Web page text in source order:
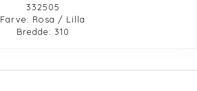
332505
Farve: Rosa / Lilla
Bredde: 310